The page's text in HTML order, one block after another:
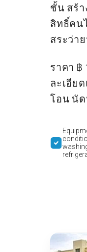
ชั้น สร้า
สิทธิ์คน
สระว่า
ราคา ฿
ละเอีย
โอน นั